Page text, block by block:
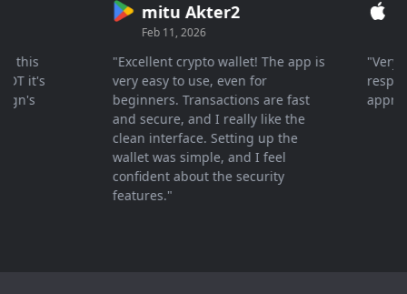
it's
mitu Akter2
Feb 11, 2026
"Excellent crypto wallet! The app is
very easy to use, even for
beginners. Transactions are fast
and secure, and I really like the
clean interface. Setting up the
wallet was simple, and I feel
confident about the security
features."
"Very
response